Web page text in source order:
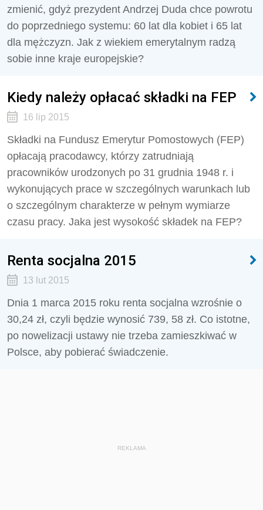
zmienić, gdyż prezydent Andrzej Duda chce powrotu
do poprzedniego systemu: 60 lat dla kobiet i 65 lat
dla mężczyzn. Jak z wiekiem emerytalnym radzą
sobie inne kraje europejskie?
Kiedy należy opłacać składki na FEP
16 lip 2015
Składki na Fundusz Emerytur Pomostowych (FEP)
opłacają pracodawcy, którzy zatrudniają
pracowników urodzonych po 31 grudnia 1948 r. i
wykonujących prace w szczególnych warunkach lub
o szczególnym charakterze w pełnym wymiarze
czasu pracy. Jaka jest wysokość składek na FEP?
Renta socjalna 2015
13 lut 2015
Dnia 1 marca 2015 roku renta socjalna wzrośnie o
30,24 zł, czyli będzie wynosić 739, 58 zł. Co istotne,
po nowelizacji ustawy nie trzeba zamieszkiwać w
Polsce, aby pobierać świadczenie.
REKLAMA